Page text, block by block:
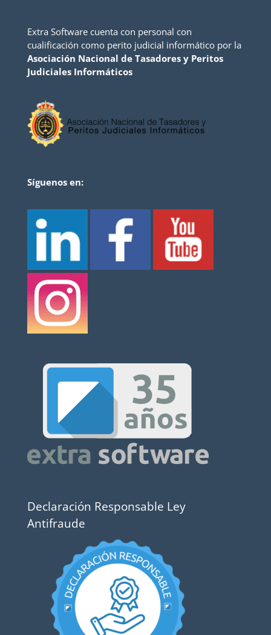
Extra Software cuenta con personal con
cualificación como perito judicial informático por la
Asociación Nacional de Tasadores y Peritos
Judiciales Informáticos
Síguenos en:
Declaración Responsable Ley
Antifraude